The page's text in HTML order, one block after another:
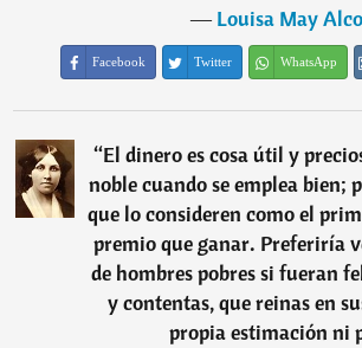
―Louisa May
Facebook Twitter WhatsApp
“El dinero es cosa útil y
noble cuando se emplea bien;
que lo consideren como el
premio que ganar. Preferiría
de hombres pobres si fueran
y contentas, que reinas en
propia estimación ni